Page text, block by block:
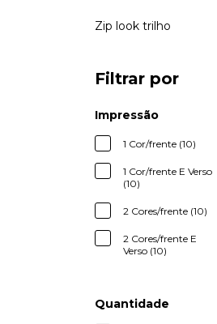
Zip look trilho
Filtrar por
Impressão
1 Cor/frente (10)
1 Cor/frente E Verso
(10)
2 Cores/frente (10)
2 Cores/frente E
Verso (10)
Quantidade